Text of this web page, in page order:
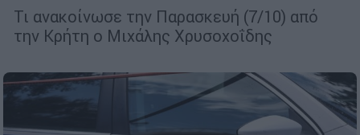
Τι ανακοίνωσε την Παρασκευή (7/10) από
την Κρήτη ο Μιχάλης Χρυσοχοΐδης